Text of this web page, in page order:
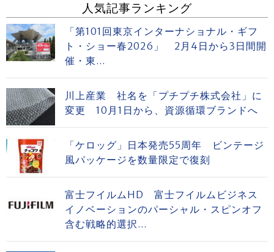
人気記事ランキング
「第101回東京インターナショナル・ギフ
ト・ショー春2026」 2月4日から3日間開
催・東...
川上産業 社名を「プチプチ株式会社」に
変更 10月1日から、資源循環ブランドへ
「ケロッグ」日本発売55周年 ビンテージ
風パッケージを数量限定で復刻
富士フイルムHD 富士フイルムビジネス
イノベーションのパーシャル・スピンオフ
含む戦略的選択...